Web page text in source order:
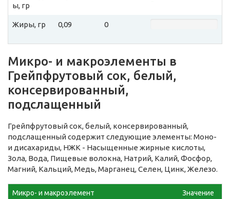
ы, гр
Жиры, гр 0,09 0
Микро- и макроэлементы в
Грейпфрутовый сок, белый,
консервированный,
подслащенный
Грейпфрутовый сок, белый, консервированный,
подслащенный содержит следующие элементы: Моно-
и дисахариды, НЖК - Насыщенные жирные кислоты,
Зола, Вода, Пищевые волокна, Натрий, Калий, Фосфор,
Магний, Кальций, Медь, Марганец, Селен, Цинк, Железо.
Микро- и макроэлемент Значение